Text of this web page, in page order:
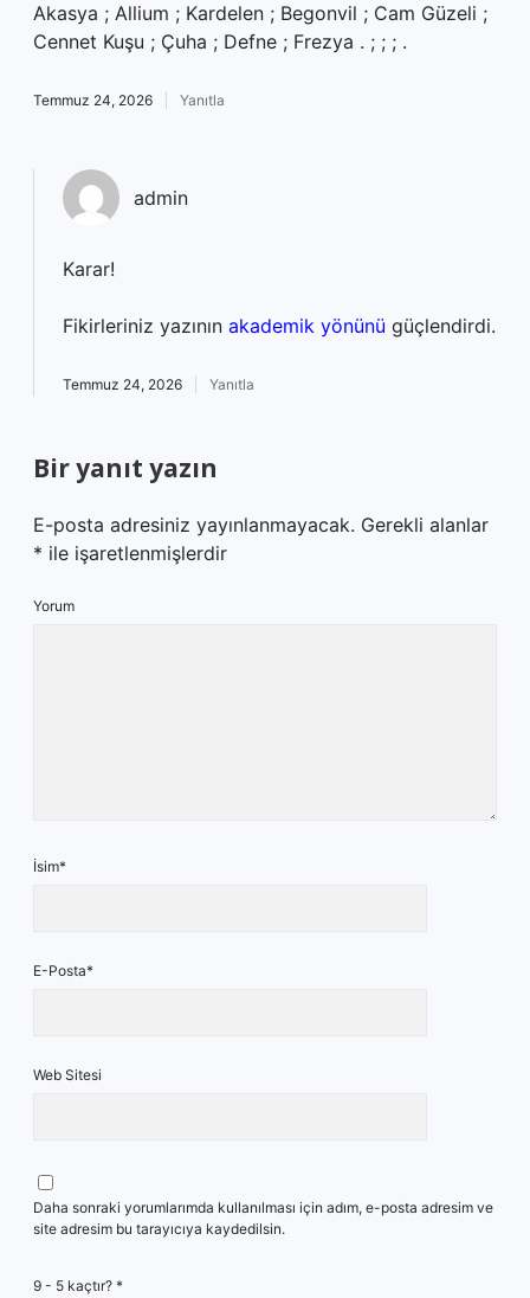
Akasya ; Allium ; Kardelen ; Begonvil ; Cam Güzeli ;
Cennet Kuşu ; Çuha ; Defne ; Frezya . ; ; ; .
Temmuz 24, 2026 Yanıtla
admin
Karar!
Fikirleriniz yazının akademik yönünü güçlendirdi.
Temmuz 24, 2026 Yanıtla
Bir yanıt yazın
E-posta adresiniz yayınlanmayacak. Gerekli alanlar
* ile işaretlenmişlerdir
Yorum
İsim*
E-Posta*
Web Sitesi
Daha sonraki yorumlarımda kullanılması için adım, e-posta adresim ve
site adresim bu tarayıcıya kaydedilsin.
9 - 5 kaçtır? *